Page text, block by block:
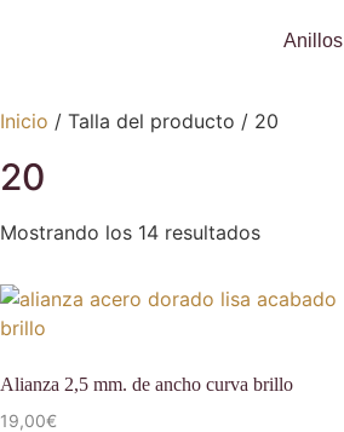
Anillos
Inicio / Talla del producto / 20
20
Mostrando los 14 resultados
Alianza 2,5 mm. de ancho curva brillo
19,00€